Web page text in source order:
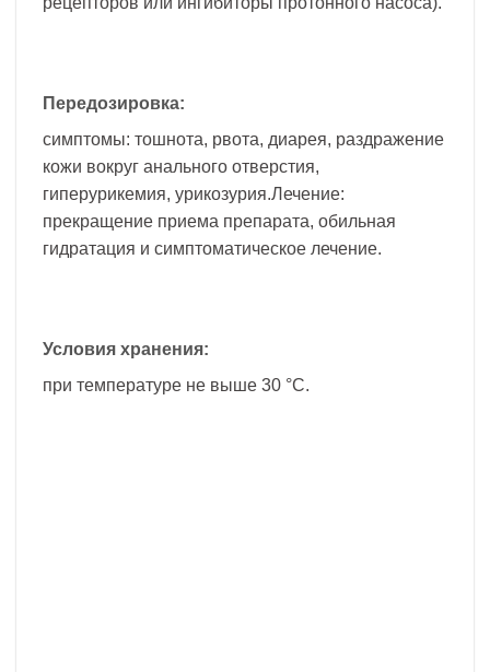
Передозировка:
симптомы: тошнота, рвота, диарея, раздражение
кожи вокруг анального отверстия,
гиперурикемия, урикозурия.Лечение:
прекращение приема препарата, обильная
гидратация и симптоматическое лечение.
Условия хранения:
при температуре не выше 30 °C.